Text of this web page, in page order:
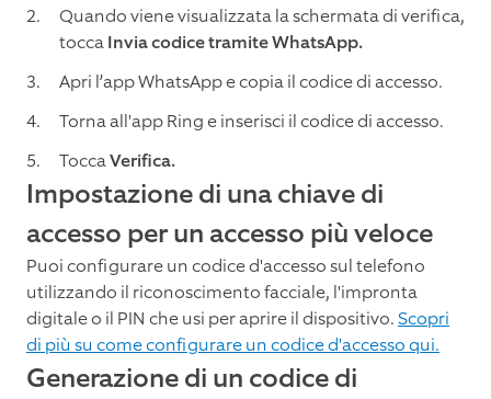
Quando viene visualizzata la schermata di verifica,
toccaInvia codice tramite WhatsApp.
Apri l’app WhatsApp e copia il codice di accesso.
Torna all'app Ring e inserisci il codice di accesso.
ToccaVerifica.
Impostazione di una chiave di
accesso per un accesso più veloce
Puoi configurare un codice d'accesso sul telefono
utilizzando il riconoscimento facciale, l'impronta
digitale o il PIN che usi per aprire il dispositivo.Scopri
di più su come configurare un codice d'accesso qui.
Generazione di un codice di